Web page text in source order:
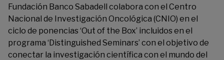
Fundación Banco Sabadell colabora con el Centro
Nacional de Investigación Oncológica (CNIO) en el
ciclo de ponencias ‘Out of the Box’ incluidos en el
programa ‘Distinguished Seminars’ con el objetivo de
conectar la investigación científica con el mundo del